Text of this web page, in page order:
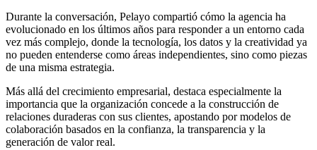
Durante la conversación, Pelayo compartió cómo la agencia ha
evolucionado en los últimos años para responder a un entorno cada
vez más complejo, donde la tecnología, los datos y la creatividad ya
no pueden entenderse como áreas independientes, sino como piezas
de una misma estrategia.
Más allá del crecimiento empresarial, destaca especialmente la
importancia que la organización concede a la construcción de
relaciones duraderas con sus clientes, apostando por modelos de
colaboración basados en la confianza, la transparencia y la
generación de valor real.